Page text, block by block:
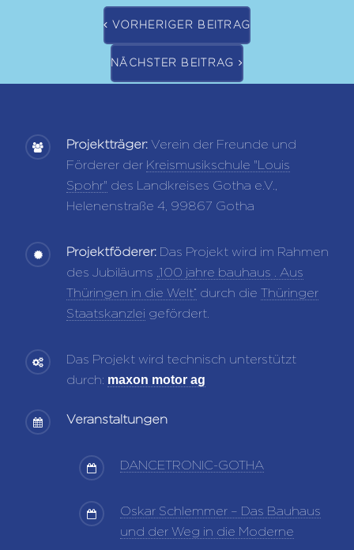
VORHERIGER BEITRAG
NÄCHSTER BEITRAG
Projektträger: Verein der Freunde und
Förderer der Kreismusikschule "Louis
Spohr" des Landkreises Gotha e.V.,
Helenenstraße 4, 99867 Gotha
Projektföderer: Das Projekt wird im Rahmen
des Jubiläums „100 jahre bauhaus . Aus
Thüringen in die Welt“ durch die Thüringer
Staatskanzlei gefördert.
Das Projekt wird technisch unterstützt
durch: maxon motor ag
Veranstaltungen
DANCETRONIC-GOTHA
Oskar Schlemmer – Das Bauhaus
und der Weg in die Moderne